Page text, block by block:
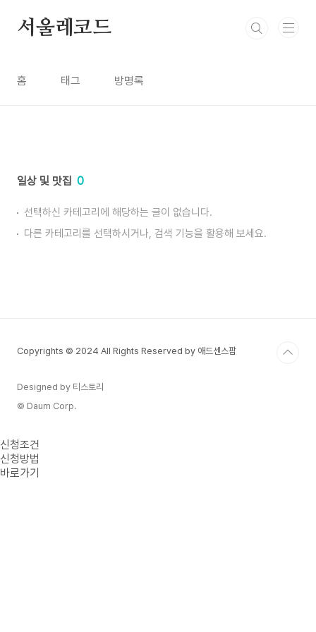
서울레코드
홈 태그 방명록
일상 및 맛집 0
선택하신 카테고리에 해당하는 글이 없습니다.
다른 카테고리를 선택하시거나, 검색 기능을 활용해 보세요.
Copyrights © 2024 All Rights Reserved by 애드센스팜
Designed by 티스토리
© Daum Corp.
신청조건
신청방법
바로가기